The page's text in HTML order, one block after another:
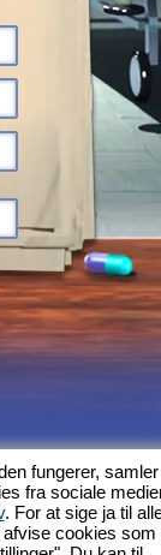
Skærmfotos
Kunde-support og
fungerer, samler
fra sociale
. For at sige ja til
cookies som